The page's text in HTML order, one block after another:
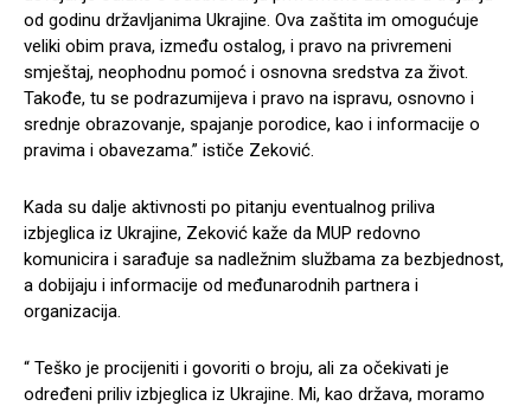
od godinu državljanima Ukrajine. Ova zaštita im omogućuje
veliki obim prava, između ostalog, i pravo na privremeni
smještaj, neophodnu pomoć i osnovna sredstva za život.
Takođe, tu se podrazumijeva i pravo na ispravu, osnovno i
srednje obrazovanje, spajanje porodice, kao i informacije o
pravima i obavezama.” ističe Zeković.
Kada su dalje aktivnosti po pitanju eventualnog priliva
izbjeglica iz Ukrajine, Zeković kaže da MUP redovno
komunicira i sarađuje sa nadležnim službama za bezbjednost,
a dobijaju i informacije od međunarodnih partnera i
organizacija.
“ Teško je procijeniti i govoriti o broju, ali za očekivati je
određeni priliv izbjeglica iz Ukrajine. Mi, kao država, moramo